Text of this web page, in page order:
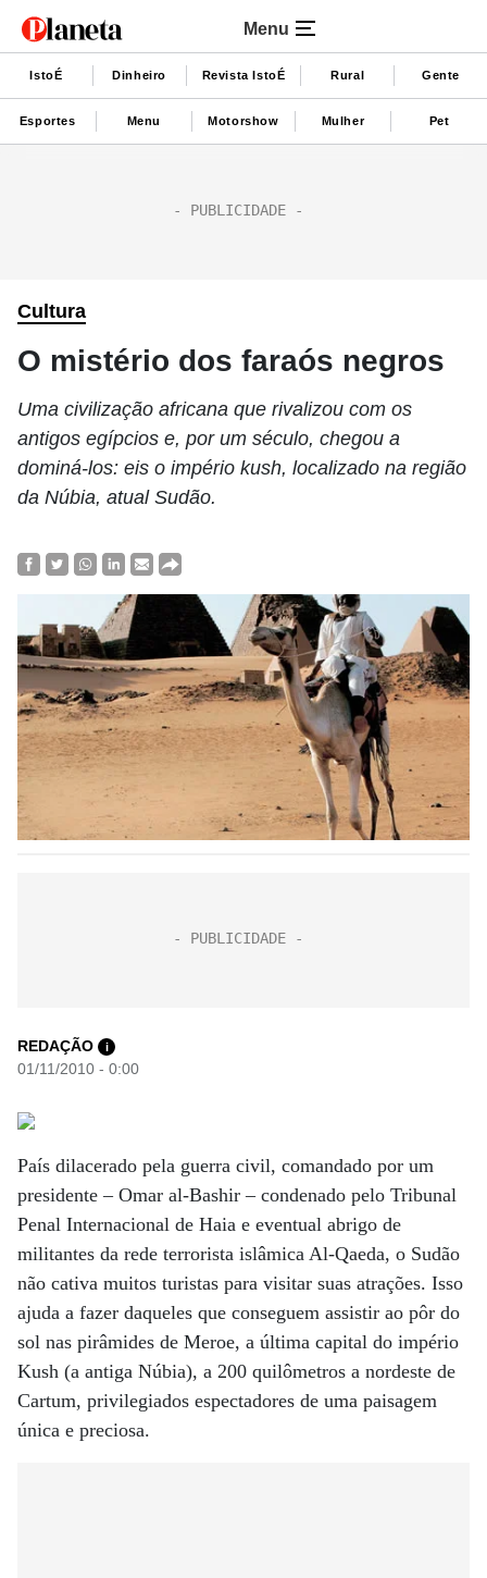
Menu
IstoÉ Dinheiro Revista IstoÉ Rural Gente
Esportes Menu Motorshow Mulher Pet
Cultura
O mistério dos faraós negros
Uma civilização africana que rivalizou com os
antigos egípcios e, por um século, chegou a
dominá-los: eis o império kush, localizado na região
da Núbia, atual Sudão.
REDAÇÃO i
01/11/2010 - 0:00
País dilacerado pela guerra civil, comandado por um
presidente – Omar al-Bashir – condenado pelo Tribunal
Penal Internacional de Haia e eventual abrigo de
militantes da rede terrorista islâmica Al-Qaeda, o Sudão
não cativa muitos turistas para visitar suas atrações. Isso
ajuda a fazer daqueles que conseguem assistir ao pôr do
sol nas pirâmides de Meroe, a última capital do império
Kush (a antiga Núbia), a 200 quilômetros a nordeste de
Cartum, privilegiados espectadores de uma paisagem
única e preciosa.